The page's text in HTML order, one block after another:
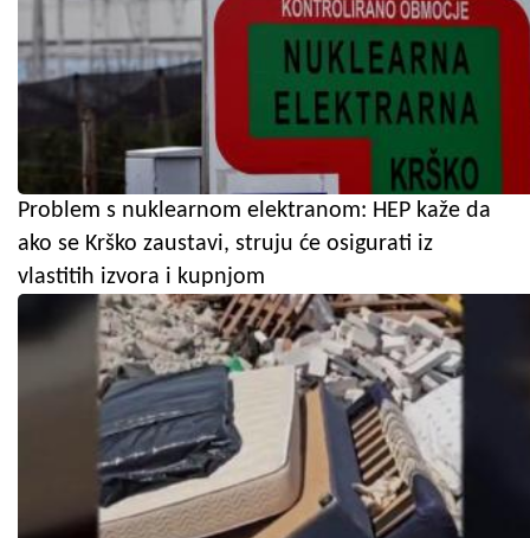
Problem s nuklearnom elektranom: HEP kaže da
ako se Krško zaustavi, struju će osigurati iz
vlastitih izvora i kupnjom